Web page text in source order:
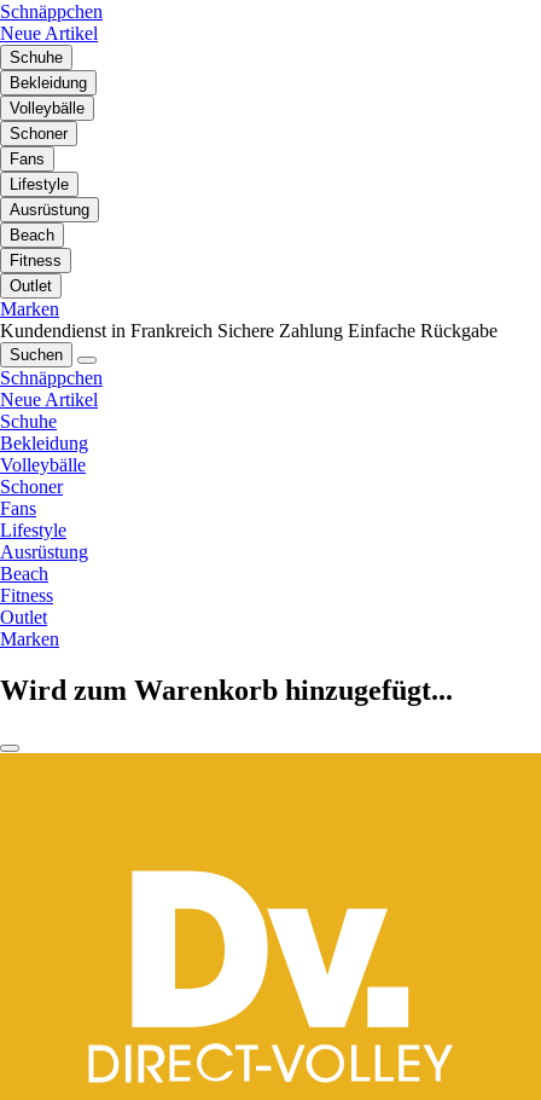
Schnäppchen
Neue Artikel
Schuhe
Bekleidung
Volleybälle
Schoner
Fans
Lifestyle
Ausrüstung
Beach
Fitness
Outlet
Marken
Kundendienst in Frankreich Sichere Zahlung Einfache Rückgabe
Suchen
Schnäppchen
Neue Artikel
Schuhe
Bekleidung
Volleybälle
Schoner
Fans
Lifestyle
Ausrüstung
Beach
Fitness
Outlet
Marken
Wird zum Warenkorb hinzugefügt...